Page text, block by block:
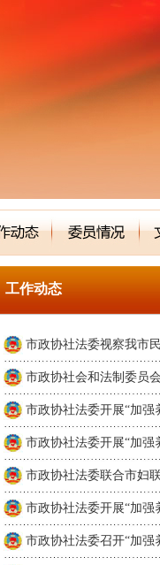
工作动态
市政协社法委视察我市
市政协社会和法制委员
市政协社法委开展“加
市政协社法委开展“加
市政协社法委联合市妇
市政协社法委开展“加
市政协社法委召开“加